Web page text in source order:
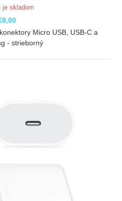
je skladom
Micro USB, USB-C a
- strieborný